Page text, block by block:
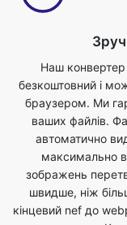
безкоштовний і
браузером. Ми
ваших файлів.
автоматично
максимально
зображень
швидше, ніж
кінцевий nef до
використання.
або ПК, може